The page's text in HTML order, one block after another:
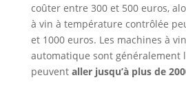
coûter entre 300 et 500 euros,
à vin à température contrôlée
et 1000 euros. Les machines à
automatique sont généralement
peuventaller jusqu’à plus de